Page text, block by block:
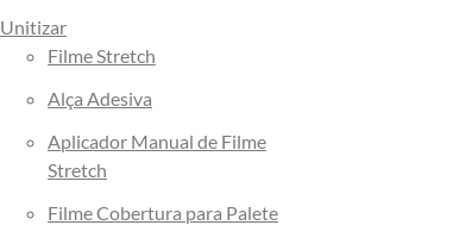
Unitizar
Filme Stretch
Alça Adesiva
Aplicador Manual de Filme
Stretch
Filme Cobertura para Palete